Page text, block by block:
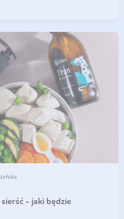
tłus
- jaki będzie